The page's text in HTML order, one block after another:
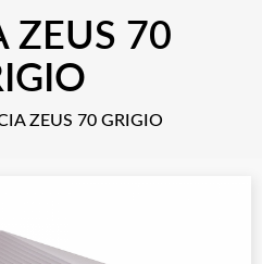
ZEUS 70
ZEUS 70 GRIGIO